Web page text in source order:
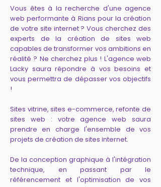
Vous êtes à la recherche d'une agence
web performante à Rians pour la création
de votre site internet ? Vous cherchez des
experts de la création de sites web
capables de transformer vos ambitions en
réalité ? Ne cherchez plus ! L'agence web
Lacky saura répondre à vos besoins et
vous permettra de dépasser vos objectifs
!
Sites vitrine, sites e-commerce, refonte de
sites web : votre agence web saura
prendre en charge l'ensemble de vos
projets de création de sites internet.
De la conception graphique à l'intégration
technique, en passant par le
référencement et l'optimisation de vos